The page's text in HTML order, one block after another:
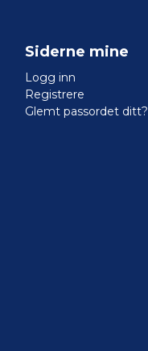
Siderne mine
Logg inn
Registrere
Glemt passordet ditt?